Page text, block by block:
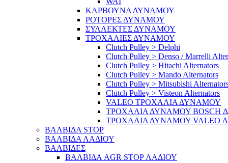
ΚΑΡΒΟΥΝΑ ΔΥΝΑΜΟΥ
ΡΟΤΟΡΕΣ ΔΥΝΑΜΟΥ
ΣΥΛΛΕΚΤΕΣ ΔΥΝΑΜΟΥ
ΤΡΟΧΑΛΙΕΣ ΔΥΝΑΜΟΥ
Clutch Pulley > Delphi
Clutch Pulley > Denso / Marrelli
Clutch Pulley > Hitachi Alternators
Clutch Pulley > Mando Alternators
Clutch Pulley > Mitsubishi
Clutch Pulley > Visteon Alternators
VALEO ΤΡΟΧΑΛΙΑ ΔΥΝΑΜΟΥ
ΤΡΟΧΑΛΙΑ ΔΥΝΑΜΟΥ BOSCH
ΤΡΟΧΑΛΙΑ ΔΥΝΑΜΟΥ VALEO
ΒΑΛΒΙΔΑ STOP
ΒΑΛΒΙΔΑ ΛΑΔΙΟΥ
ΒΑΛΒΙΔΕΣ
ΒΑΛΒΙΔΑ AGR STOP ΛΑΔΙΟΥ